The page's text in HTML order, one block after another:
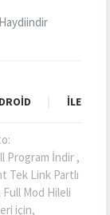
Haydiindir
İLETIŞIM
Program İndir ,
Tek Link Partlı
Mod Hileli
için,